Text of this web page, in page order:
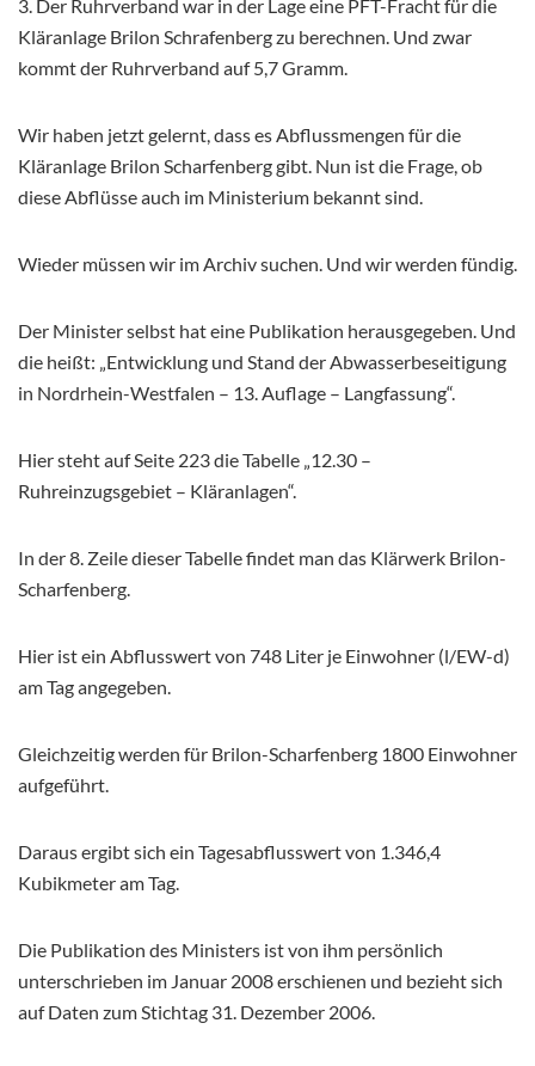
3. Der Ruhrverband war in der Lage eine PFT-Fracht für die
Kläranlage Brilon Schrafenberg zu berechnen. Und zwar
kommt der Ruhrverband auf 5,7 Gramm.
Wir haben jetzt gelernt, dass es Abflussmengen für die
Kläranlage Brilon Scharfenberg gibt. Nun ist die Frage, ob
diese Abflüsse auch im Ministerium bekannt sind.
Wieder müssen wir im Archiv suchen. Und wir werden fündig.
Der Minister selbst hat eine Publikation herausgegeben. Und
die heißt: „Entwicklung und Stand der Abwasserbeseitigung
in Nordrhein-Westfalen – 13. Auflage – Langfassung“.
Hier steht auf Seite 223 die Tabelle „12.30 –
Ruhreinzugsgebiet – Kläranlagen“.
In der 8. Zeile dieser Tabelle findet man das Klärwerk Brilon-
Scharfenberg.
Hier ist ein Abflusswert von 748 Liter je Einwohner (l/EW-d)
am Tag angegeben.
Gleichzeitig werden für Brilon-Scharfenberg 1800 Einwohner
aufgeführt.
Daraus ergibt sich ein Tagesabflusswert von 1.346,4
Kubikmeter am Tag.
Die Publikation des Ministers ist von ihm persönlich
unterschrieben im Januar 2008 erschienen und bezieht sich
auf Daten zum Stichtag 31. Dezember 2006.